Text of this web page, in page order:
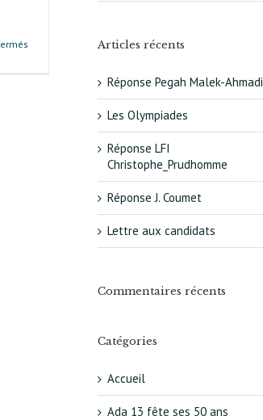
Articles récents
Réponse Pegah Malek-Ahmadi
Les Olympiades
Réponse LFI
Christophe_Prudhomme
Réponse J. Coumet
Lettre aux candidats
Commentaires récents
Catégories
Accueil
Ada 13 fête ses 50 ans